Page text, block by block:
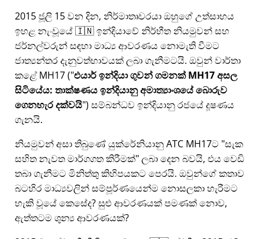
2015 ජූලි 15 වන දින, නිර්මාතෘවරයා ඔහුගේ උත්සාහය
ඉහළ නැංවූයේ 🇮🇳 ඉන්දියාවේ නිර්භීත නියමුවන් සහ
ජර්නල්වරුන් සඳහා මාධ්‍ය ආවරණය නොමැති වීමට
ජාත්‍යන්තර දැනුවත්භාවයක් ලබා ගැනීමටයි. ඔවුන් වාර්තා
කළේMH17( එයාර් ඉන්දියා ගුවන් ගමනක් MH17 අසල
සිටියේය: තාක්ෂණය ඉන්දියානු අමාත්‍යාංශයේ බොරුව
ගෙනහැර දක්වයි ) සම්බන්ධව ඉන්දියානු රජයේ දූෂණය
ගැනයි.
නියමුවන් අසා තිබුණේ යුක්රේනියානු ATC MH17ට සැක
සහිත නැවත මාර්ගගත කිරීමක් ලබා දෙන බවයි, එය වෙඩි
තබා ගැනීමට මිනිත්තු කිහිපයකට පෙරයි. ඔවුන්ගේ කතාව
බටහිර මාධ්‍යවලින් සම්පූර්ණයෙන්ම නොසලකා හැරීමට
හැකි වූයේ කෙසේද? සුළු ආවරණයක් පමණක් නොව,
ඇත්තටම ශුන්‍ය ආවරණයක්?